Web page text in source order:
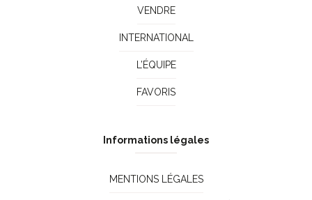
VENDRE
INTERNATIONAL
L’ÉQUIPE
FAVORIS
Informations légales
MENTIONS LÉGALES